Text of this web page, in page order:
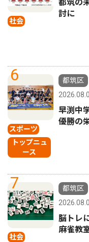
社会
都筑の
討に
6
スポーツ
トップニュ
ース
都筑区
早渕中
優勝の
7
社会
都筑区
脳トレ
麻雀教